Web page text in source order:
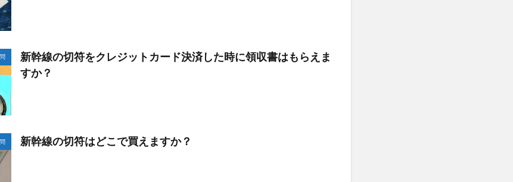
新幹線の切符をクレジットカード決済した時に領収書はもらえま
すか？
新幹線の切符はどこで買えますか？